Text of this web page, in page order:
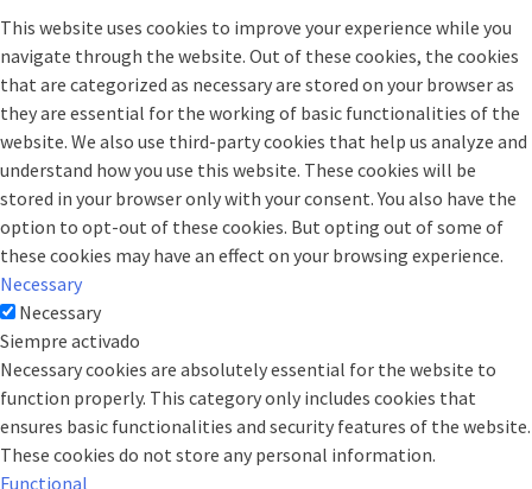
This website uses cookies to improve your experience while you
navigate through the website. Out of these cookies, the cookies
that are categorized as necessary are stored on your browser as
they are essential for the working of basic functionalities of the
website. We also use third-party cookies that help us analyze and
understand how you use this website. These cookies will be
stored in your browser only with your consent. You also have the
option to opt-out of these cookies. But opting out of some of
these cookies may have an effect on your browsing experience.
Necessary
Necessary
Siempre activado
Necessary cookies are absolutely essential for the website to
function properly. This category only includes cookies that
ensures basic functionalities and security features of the website.
These cookies do not store any personal information.
Functional